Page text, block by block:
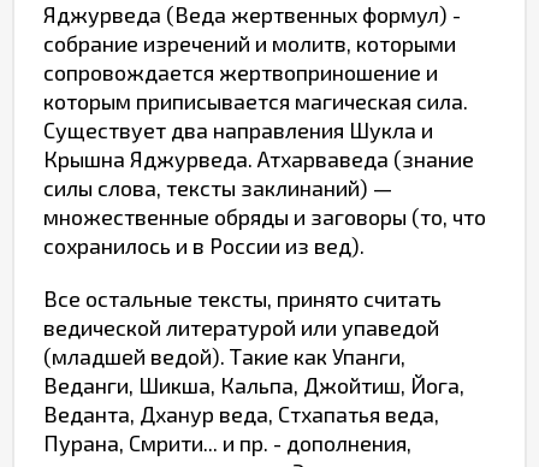
Яджурведа (Веда жертвенных формул) -
собрание изречений и молитв, которыми
сопровождается жертвоприношение и
которым приписывается магическая сила.
Существует два направления Шукла и
Крышна Яджурведа. Атхарваведа (знание
силы слова, тексты заклинаний) —
множественные обряды и заговоры (то, что
сохранилось и в России из вед).
Все остальные тексты, принято считать
ведической литературой или упаведой
(младшей ведой). Такие как Упанги,
Веданги, Шикша, Кальпа, Джойтиш, Йога,
Веданта, Дханур веда, Стхапатья веда,
Пурана, Смрити... и пр. - дополнения,